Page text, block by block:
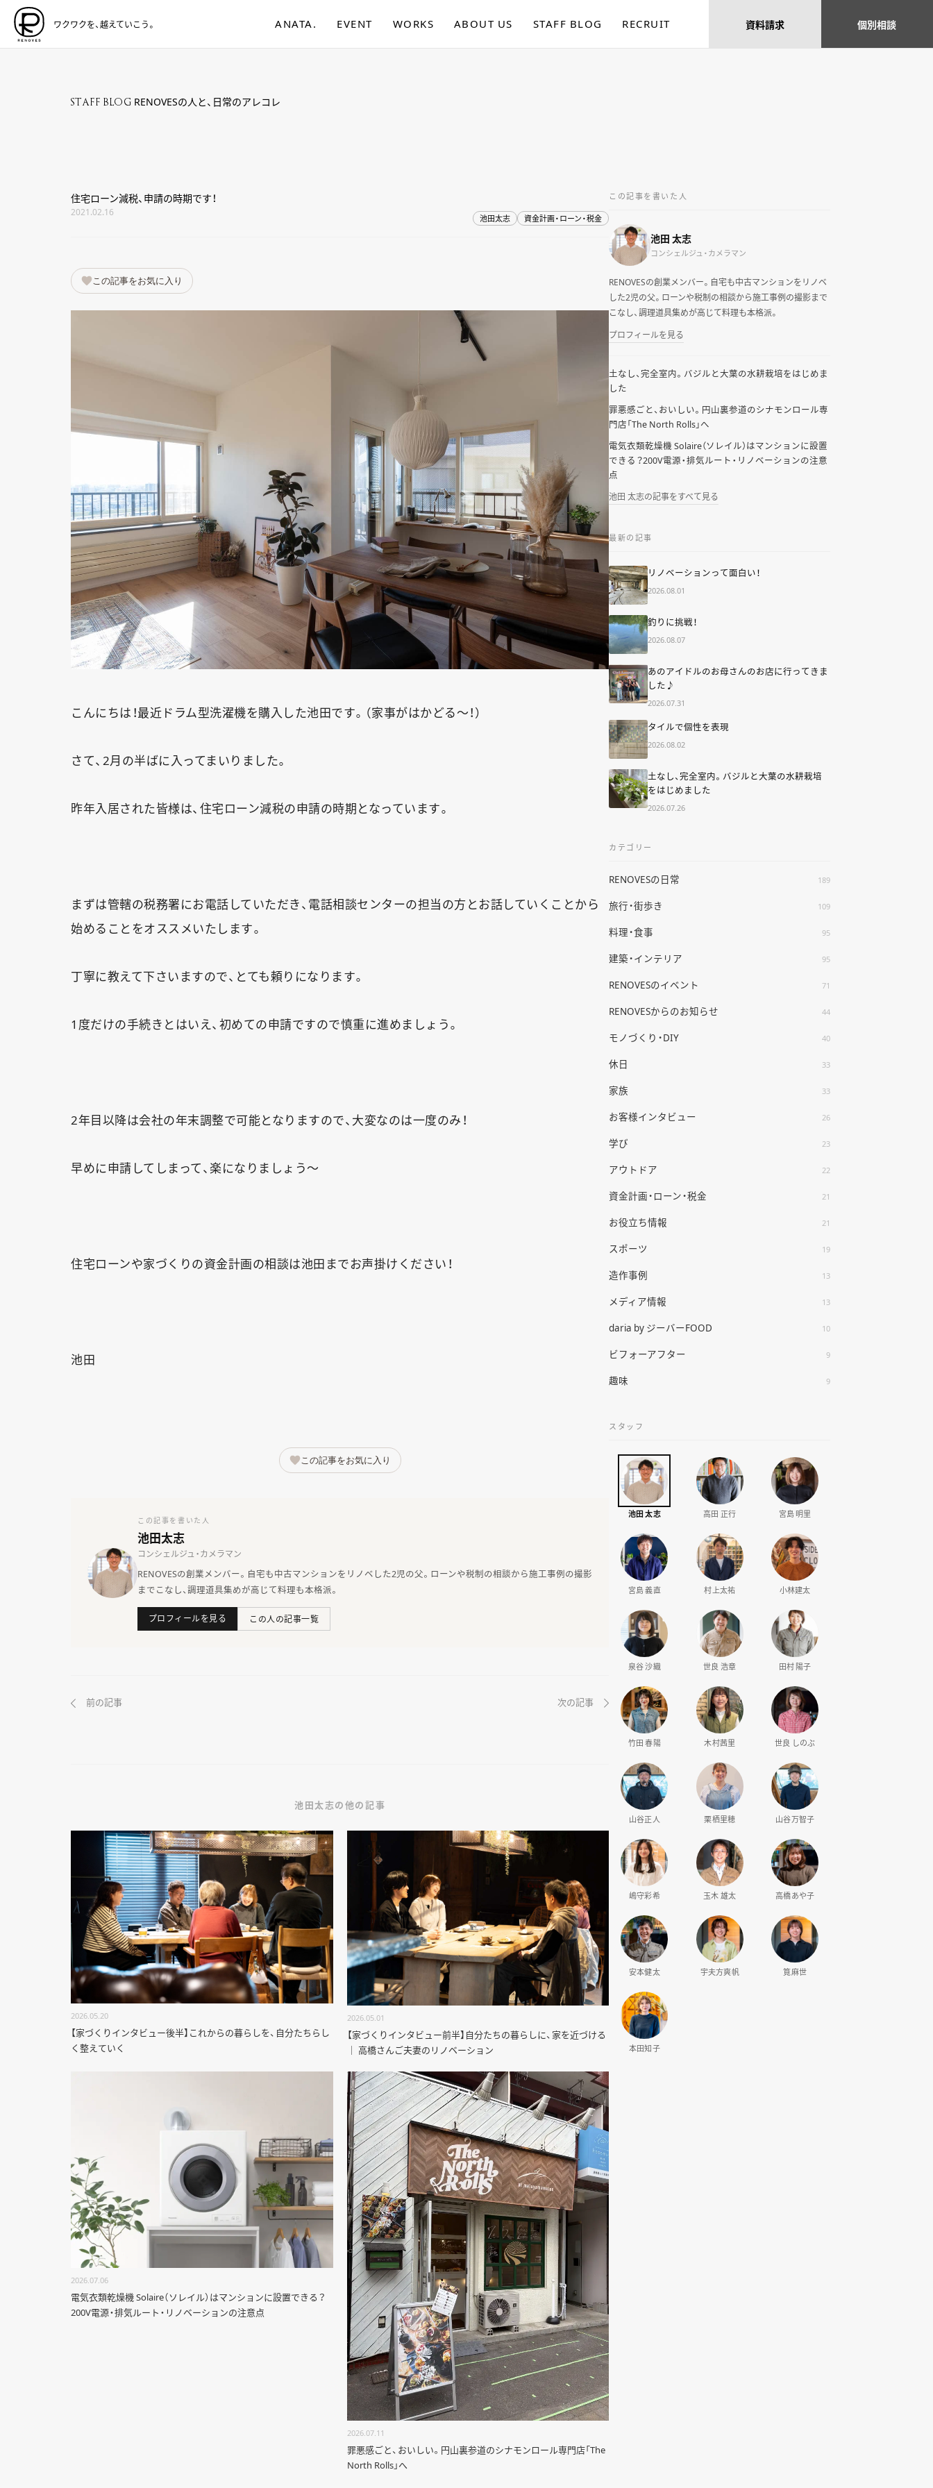
ワクワクを、越えていこう。 ANATA. EVENT WORKS ABOUT US STAFF BLOG RECRUIT 資料請求 個別相談
STAFF BLOG RENOVESの人と、日常のアレコレ
住宅ローン減税、申請の時期です！
2021.02.16
池田太志 資金計画・ローン・税金
この記事をお気に入り
こんにちは！最近ドラム型洗濯機を購入した池田です。（家事がはかどる〜！）
さて、2月の半ばに入ってまいりました。
昨年入居された皆様は、住宅ローン減税の申請の時期となっています。
まずは管轄の税務署にお電話していただき、電話相談センターの担当の方とお話していくことから
始めることをオススメいたします。
丁寧に教えて下さいますので、とても頼りになります。
1度だけの手続きとはいえ、初めての申請ですので慎重に進めましょう。
2年目以降は会社の年末調整で可能となりますので、大変なのは一度のみ！
早めに申請してしまって、楽になりましょう〜
住宅ローンや家づくりの資金計画の相談は池田までお声掛けください！
池田
この記事をお気に入り
この記事を書いた人
池田太志
コンシェルジュ・カメラマン
RENOVESの創業メンバー。自宅も中古マンションをリノベした2児の父。ローンや税制の相談から施工事例の撮影
までこなし、調理道具集めが高じて料理も本格派。
プロフィールを見る この人の記事一覧
前の記事 次の記事
池田太志の他の記事
2026.05.20
【家づくりインタビュー後半】これからの暮らしを、自分たちらし
く整えていく
2026.05.01
【家づくりインタビュー前半】自分たちの暮らしに、家を近づける
｜ 高橋さんご夫妻のリノベーション
2026.07.06
電気衣類乾燥機 Solaire（ソレイル）はマンションに設置できる？
200V電源・排気ルート・リノベーションの注意点
2026.07.11
罪悪感ごと、おいしい。円山裏参道のシナモンロール専門店「The
North Rolls」へ
この記事を書いた人
池田 太志
コンシェルジュ・カメラマン
RENOVESの創業メンバー。自宅も中古マンションをリノベ
した2児の父。ローンや税制の相談から施工事例の撮影まで
こなし、調理道具集めが高じて料理も本格派。
プロフィールを見る
土なし、完全室内。バジルと大葉の水耕栽培をはじめま
した
罪悪感ごと、おいしい。円山裏参道のシナモンロール専
門店「The North Rolls」へ
電気衣類乾燥機 Solaire（ソレイル）はマンションに設置
できる？200V電源・排気ルート・リノベーションの注意
点
池田 太志の記事をすべて見る
最新の記事
リノベーションって面白い！
2026.08.01
釣りに挑戦！
2026.08.07
あのアイドルのお母さんのお店に行ってきま
した♪
2026.07.31
タイルで個性を表現
2026.08.02
土なし、完全室内。バジルと大葉の水耕栽培
をはじめました
2026.07.26
カテゴリー
RENOVESの日常 189
旅行・街歩き 109
料理・食事 95
建築・インテリア 95
RENOVESのイベント 71
RENOVESからのお知らせ 44
モノづくり・DIY 40
休日 33
家族 33
お客様インタビュー 26
学び 23
アウトドア 22
資金計画・ローン・税金 21
お役立ち情報 21
スポーツ 19
造作事例 13
メディア情報 13
daria by ジーバーFOOD 10
ビフォーアフター 9
趣味 9
スタッフ
池田 太志 高田 正行 宮島 明里
宮島 義直 村上太祐 小林建太
泉谷 沙織 世良 浩章 田村 陽子
竹田 春陽 木村茜里 世良 しのぶ
山谷正人 栗栖里穂 山谷万智子
嶋守彩希 玉木 雄太 高橋あや子
安本健太 宇夫方爽帆 筧麻世
本田知子